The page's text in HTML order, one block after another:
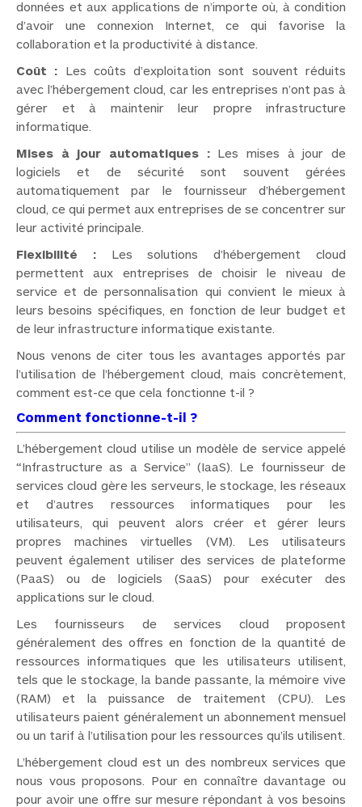
données et aux applications de n’importe où, à condition
d’avoir une connexion Internet, ce qui favorise la
collaboration et la productivité à distance.
Coût : Les coûts d’exploitation sont souvent réduits
avec l’hébergement cloud, car les entreprises n’ont pas à
gérer et à maintenir leur propre infrastructure
informatique.
Mises à jour automatiques :Les mises à jour de
logiciels et de sécurité sont souvent gérées
automatiquement par le fournisseur d’hébergement
cloud, ce qui permet aux entreprises de se concentrer sur
leur activité principale.
Flexibilité :Les solutions d’hébergement cloud
permettent aux entreprises de choisir le niveau de
service et de personnalisation qui convient le mieux à
leurs besoins spécifiques, en fonction de leur budget et
de leur infrastructure informatique existante.
Nous venons de citer tous les avantages apportés par
l’utilisation de l’hébergement cloud, mais concrètement,
comment est-ce que cela fonctionne t-il ?
Comment fonctionne-t-il ?
L’hébergement cloud utilise un modèle de service appelé
“Infrastructure as a Service” (IaaS). Le fournisseur de
services cloud gère les serveurs, le stockage, les réseaux
et d’autres ressources informatiques pour les
utilisateurs, qui peuvent alors créer et gérer leurs
propres machines virtuelles (VM). Les utilisateurs
peuvent également utiliser des services de plateforme
(PaaS) ou de logiciels (SaaS) pour exécuter des
applications sur le cloud.
Les fournisseurs de services cloud proposent
généralement des offres en fonction de la quantité de
ressources informatiques que les utilisateurs utilisent,
tels que le stockage, la bande passante, la mémoire vive
(RAM) et la puissance de traitement (CPU). Les
utilisateurs paient généralement un abonnement mensuel
ou un tarif à l’utilisation pour les ressources qu’ils utilisent.
L’hébergement cloud est un des nombreux services que
nous vous proposons. Pour en connaître davantage ou
pour avoir une offre sur mesure répondant à vos besoins